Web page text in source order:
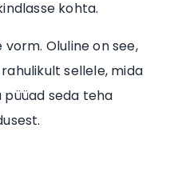
kohta.
Oluline on see,
sellele, mida
püüad seda teha